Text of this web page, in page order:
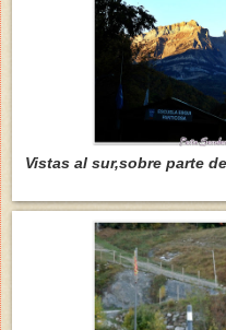
Vistas al sur,sobre parte